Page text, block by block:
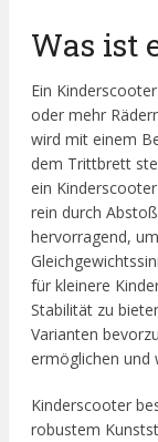
Was ist
Ein
oder mehr
wird mit einem
dem Trittbrett
ein
rein durch
hervorragend,
für kleinere
Stabilität zu
Varianten
ermöglichen und
Kinderscooter
robustem